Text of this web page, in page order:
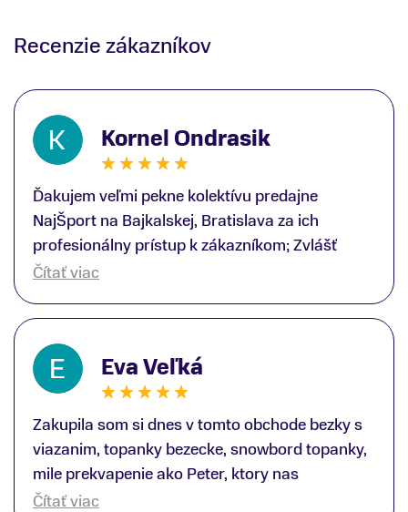
Recenzie zákazníkov
Kornel Ondrasik
Ďakujem veľmi pekne kolektívu predajne
NajŠport na Bajkalskej, Bratislava za ich
profesionálny prístup k zákazníkom; Zvlášť
ďakujem špecialistovi Martinovi Gunišovi za
lyžiarskej obuvi, ako aj prilby.. všetko značka
Atomic; Pán Martin Guniš mi svojou
odbornosťou otvoril nové obzory a dozvedel
som sa, vďaka jeho profesionálnemu prístupu k
zákazníkovi, up-to-date informácie o nových
trendoch v lyžiarských technológiách; Z
predajne NajŠport som odchádzal s nakúpom
nového lyžiarského vybavenia nielen ako veľmi
Čítať viac
Eva Veľká
Zakupila som si dnes v tomto obchode bezky s
viazanim, topanky bezecke, snowbord topanky,
mile prekvapenie ako Peter, ktory nas
obsluhoval mal prehlad, poradil nam super. Za
Čítať viac